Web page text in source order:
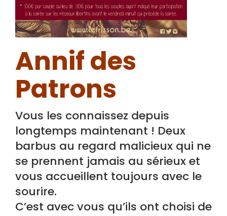
Annif des
Patrons
Vous les connaissez depuis
longtemps maintenant ! Deux
barbus au regard malicieux qui ne
se prennent jamais au sérieux et
vous accueillent toujours avec le
sourire.
C’est avec vous qu’ils ont choisi de